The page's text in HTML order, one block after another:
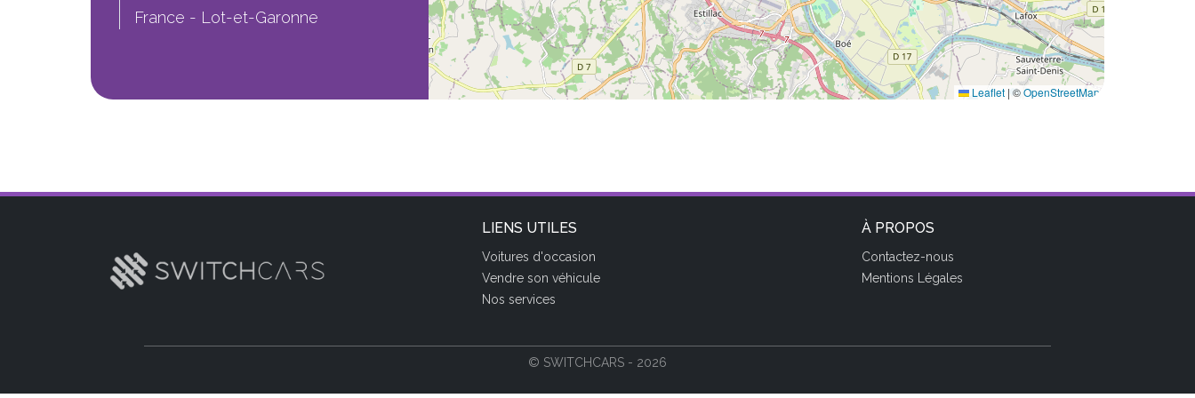
France - Lot-et-Garonne
Leaflet | ©OpenStreetMap
LIENS UTILES
Voitures d'occasion
Vendre son véhicule
Nos services
À PROPOS
Contactez-nous
Mentions Légales
© SWITCHCARS - 2026